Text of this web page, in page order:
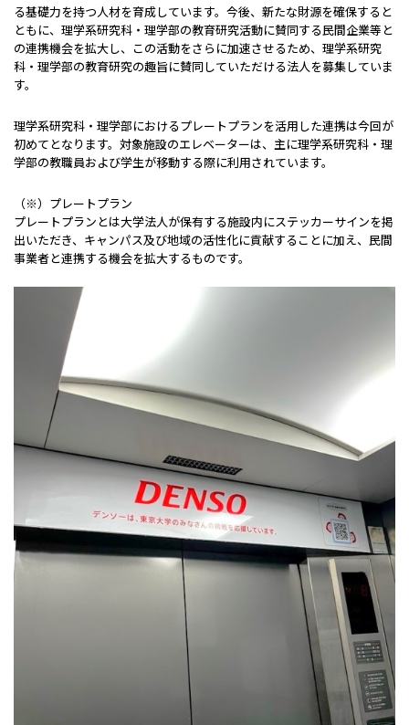
る基礎力を持つ人材を育成しています。今後、新たな財源を確保すると
ともに、理学系研究科・理学部の教育研究活動に賛同する民間企業等と
の連携機会を拡大し、この活動をさらに加速させるため、理学系研究
科・理学部の教育研究の趣旨に賛同していただける法人を募集していま
す。
理学系研究科・理学部におけるプレートプランを活用した連携は今回が
初めてとなります。対象施設のエレベーターは、主に理学系研究科・理
学部の教職員および学生が移動する際に利用されています。
（※）プレートプラン
プレートプランとは大学法人が保有する施設内にステッカーサインを掲
出いただき、キャンパス及び地域の活性化に貢献することに加え、民間
事業者と連携する機会を拡大するものです。